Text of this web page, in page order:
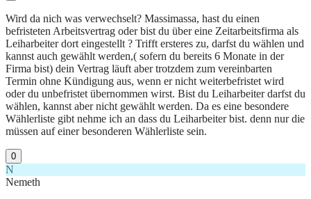
Wird da nich was verwechselt? Massimassa, hast du einen
befristeten Arbeitsvertrag oder bist du über eine Zeitarbeitsfirma als
Leiharbeiter dort eingestellt ? Trifft ersteres zu, darfst du wählen und
kannst auch gewählt werden,( sofern du bereits 6 Monate in der
Firma bist) dein Vertrag läuft aber trotzdem zum vereinbarten
Termin ohne Kündigung aus, wenn er nicht weiterbefristet wird
oder du unbefristet übernommen wirst. Bist du Leiharbeiter darfst du
wählen, kannst aber nicht gewählt werden. Da es eine besondere
Wählerliste gibt nehme ich an dass du Leiharbeiter bist. denn nur die
müssen auf einer besonderen Wählerliste sein.
0
N
Nemeth